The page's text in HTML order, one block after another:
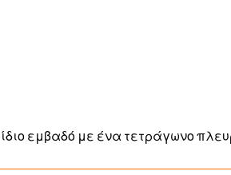
εμβαδό με ένα τετράγωνο